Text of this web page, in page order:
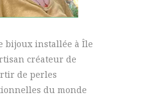
bijoux installée à Île
créateur de
de perles
du monde